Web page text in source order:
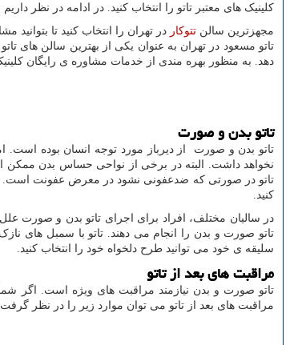
کلینیک های معتبر تاتو را انتخاب کنید. در ادامه در نظر
مجهزترین سالنتتوکار در تهران را انتخاب کنید تا
تاتو مسعود در تهران به عنوان یکی از بهترین سالن های
دهد. به منظور بهره مندی از خدمات مشاوره ی رایگان
تاتو بدن و صورت
تاتو بدن و صورت از دیرباز مورد توجه انسان بوده است.
نخواهد داشت. البته در برخی از نواحی حساس بدن ممکن
تاتو در صورتی که ضدعفونی نشود در معرض عفونت است.
کنید.
در سالیان مختلف، افراد برای اجرای تاتو بدن و صورت
تاتو صورت و بدن را انجام می دهند. تاتو با سمبل های
سلیقه ی خود می توانید طرح دلخواه خود را انتخاب کنید.
مراقبت های بعد از تاتو
تاتو صورت و بدن نیازمند مراقبت های ویژه است. اگر شما
مراقبت های بعد از تاتو می توان موارد زیر را در نظر